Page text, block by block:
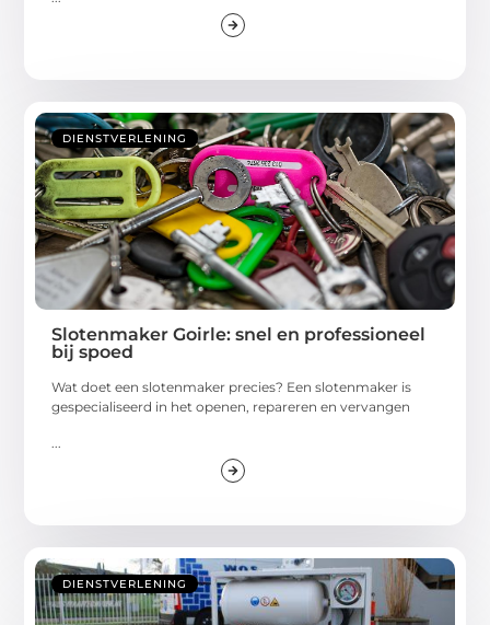
DIENSTVERLENING
Slotenmaker Goirle: snel en professioneel
bij spoed
Wat doet een slotenmaker precies? Een slotenmaker is
gespecialiseerd in het openen, repareren en vervangen
DIENSTVERLENING